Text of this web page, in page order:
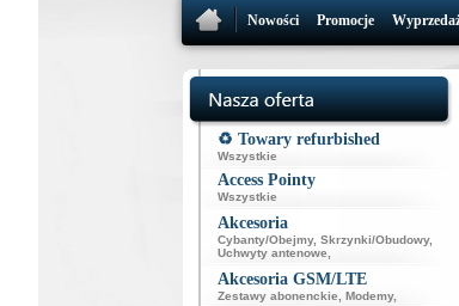
Nowości Promocje
♻️ Towary refurbished
Wszystkie
Access Pointy
Wszystkie
Akcesoria
Cybanty/Obejmy, Skrzynki/Obudowy,
Uchwyty antenowe
Akcesoria GSM/LTE
Zestawy abonenckie Modemy,